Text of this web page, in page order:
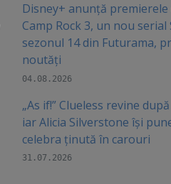
Disney+ anunță
Camp Rock 3, un nou serial
sezonul 14 din Futurama,
noutăți
04.08.2026
„As if!” Clueless revine
iar Alicia Silverstone își
celebra ținută în carouri
31.07.2026